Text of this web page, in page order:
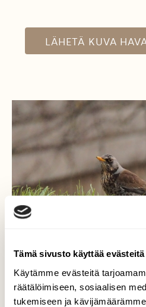
Tämä sivusto käyttää evästeitä
Käytämme evästeitä
räätälöimiseen, sosiaalisen
tukemiseen ja
LÄHETÄ KUVA